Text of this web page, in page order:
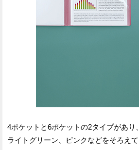
4ポケットと6ポケットの2タイプがあり
ライトグリーン、ピンクなどをそろえ